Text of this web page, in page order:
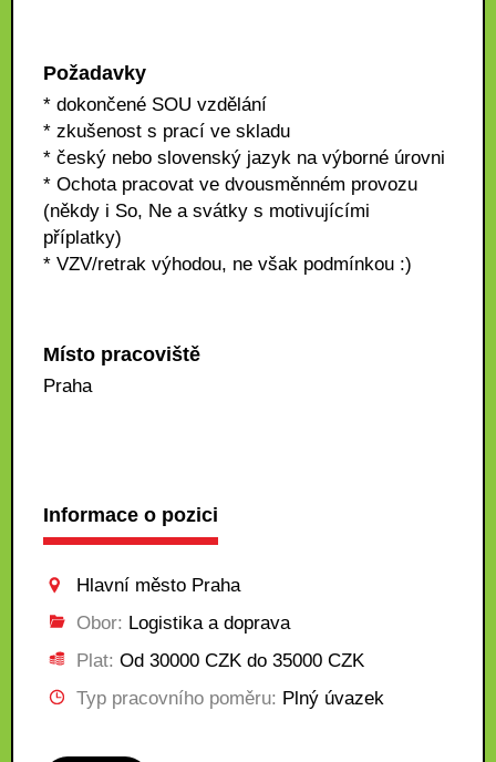
Požadavky
* dokončené SOU vzdělání
* zkušenost s prací ve skladu
* český nebo slovenský jazyk na výborné úrovni
* Ochota pracovat ve dvousměnném provozu
(někdy i So, Ne a svátky s motivujícími
příplatky)
* VZV/retrak výhodou, ne však podmínkou :)
Místo pracoviště
Praha
Informace o pozici
Hlavní město Praha
Obor: Logistika a doprava
Plat: Od 30000 CZK do 35000 CZK
Typ pracovního poměru: Plný úvazek